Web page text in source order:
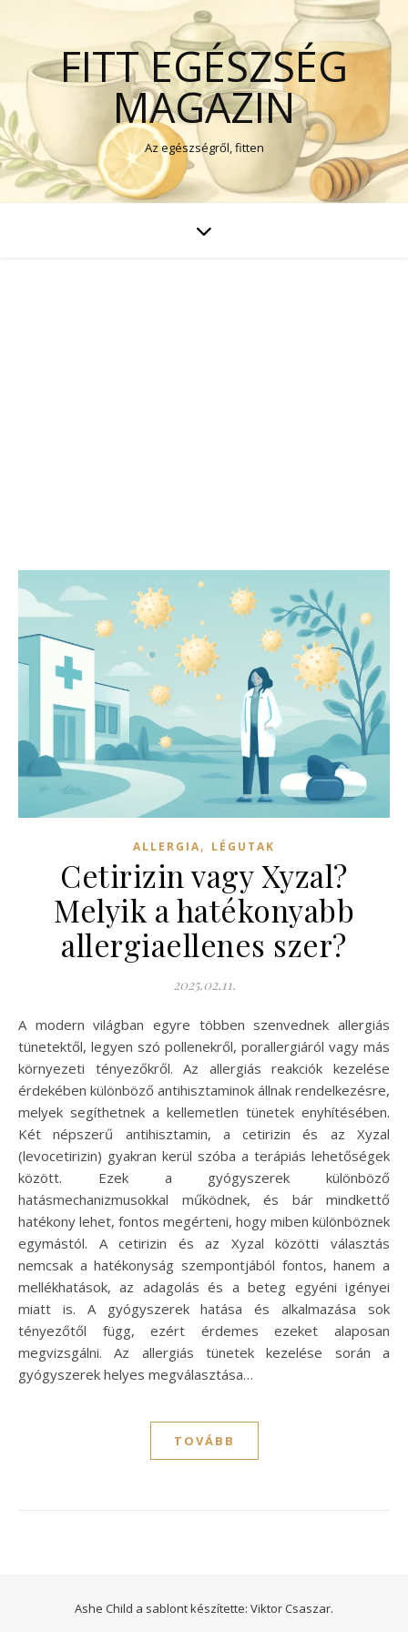
FITT EGÉSZSÉG
MAGAZIN
Az egészségről, fitten
ALLERGIA, LÉGUTAK
Cetirizin vagy Xyzal?
Melyik a hatékonyabb
allergiaellenes szer?
2025.02.11.
A modern világban egyre többen szenvednek allergiás
tünetektől, legyen szó pollenekről, porallergiáról vagy más
környezeti tényezőkről. Az allergiás reakciók kezelése
érdekében különböző antihisztaminok állnak rendelkezésre,
melyek segíthetnek a kellemetlen tünetek enyhítésében.
Két népszerű antihisztamin, a cetirizin és az Xyzal
(levocetirizin) gyakran kerül szóba a terápiás lehetőségek
között. Ezek a gyógyszerek különböző
hatásmechanizmusokkal működnek, és bár mindkettő
hatékony lehet, fontos megérteni, hogy miben különböznek
egymástól. A cetirizin és az Xyzal közötti választás
nemcsak a hatékonyság szempontjából fontos, hanem a
mellékhatások, az adagolás és a beteg egyéni igényei
miatt is. A gyógyszerek hatása és alkalmazása sok
tényezőtől függ, ezért érdemes ezeket alaposan
megvizsgálni. Az allergiás tünetek kezelése során a
gyógyszerek helyes megválasztása…
TOVÁBB
Ashe Child a sablont készítette: Viktor Csaszar.